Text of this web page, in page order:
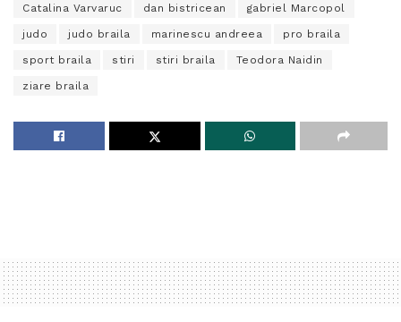
Catalina Varvaruc dan bistricean gabriel Marcopol
judo judo braila marinescu andreea pro braila
sport braila stiri stiri braila Teodora Naidin
ziare braila